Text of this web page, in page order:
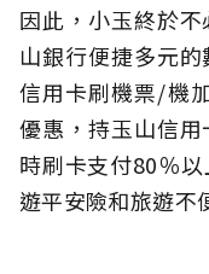
因此，小玉終於
山銀行便捷多元
信用卡刷機票/機
優惠，持玉山信
時刷卡支付80％
遊平安險和旅遊不